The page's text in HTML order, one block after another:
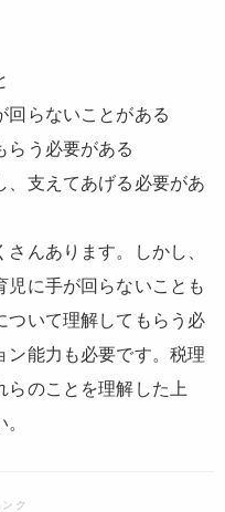
回らないことがある
らう必要がある
、支えてあげる必要があ
んあります。しかし、
児に手が回らないことも
ついて理解してもらう必
ン能力も必要です。税理
らのことを理解した上